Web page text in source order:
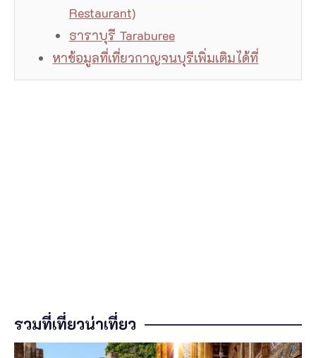
Restaurant)
ธาราบุรี Taraburee
หาข้อมูลที่เที่ยวกาญจนบุรีเพิ่มเติมได้ที่
รวมที่เที่ยวน่าเที่ยว